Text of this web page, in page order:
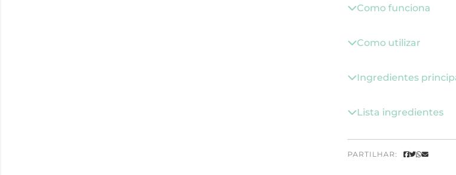
Como funciona
Como utilizar
Ingredientes
Lista ingredientes
PARTILHAR: